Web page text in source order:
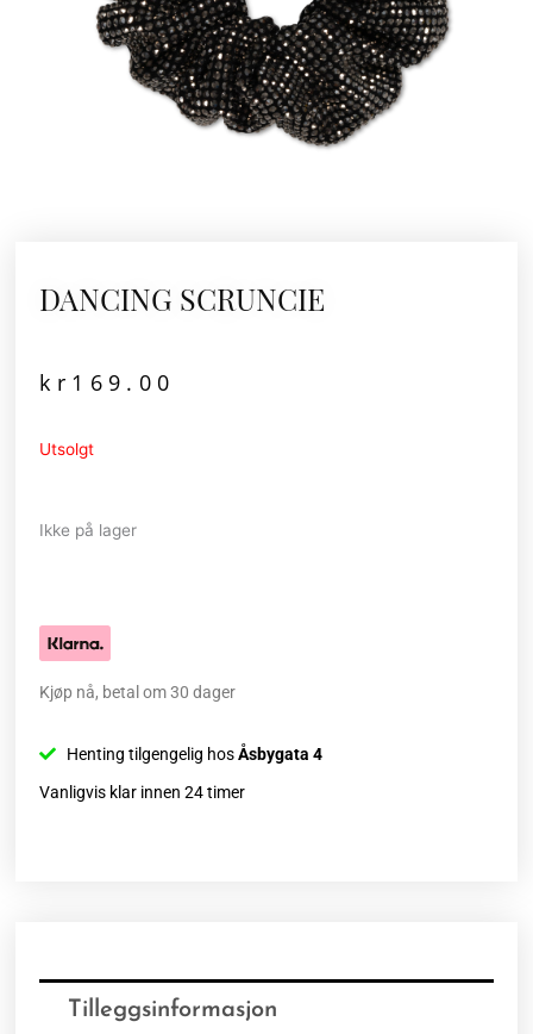
DANCING SCRUNCIE
kr 169.00
Utsolgt
Ikke på lager
Kjøp nå, betal om 30 dager
Henting tilgengelig hosÅsbygata 4
Vanligvis klar innen 24 timer
Tilleggsinformasjon